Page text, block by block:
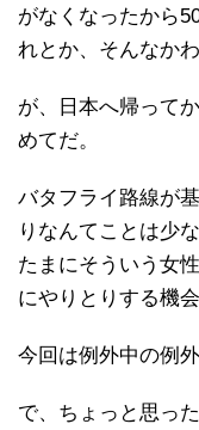
がなくなったから
れとか、そんなか
が、日本へ帰って
めてだ。
バタフライ路線が
りなんてことは少な
たまにそういう女
にやりとりする機
今回は例外中の例外
で、ちょっと思っ